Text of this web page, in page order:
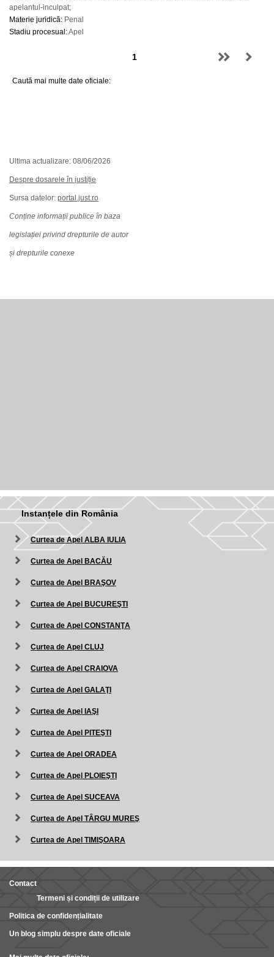
apelantul-inculpat;
Materie juridică: Penal
Stadiu procesual:Apel
Caută mai multe date oficiale:
Ultima actualizare: 08/06/2026
Despre dosarele în justiție
Sursa datelor: portal.just.ro
Conține informații publice în baza
legislației privind drepturile de autor
și drepturile conexe
Instanțele din România
Curtea de Apel ALBA IULIA
Curtea de Apel BACĂU
Curtea de Apel BRAŞOV
Curtea de Apel BUCUREŞTI
Curtea de Apel CONSTANŢA
Curtea de Apel CLUJ
Curtea de Apel CRAIOVA
Curtea de Apel GALAŢI
Curtea de Apel IAŞI
Curtea de Apel PITEŞTI
Curtea de Apel ORADEA
Curtea de Apel PLOIEŞTI
Curtea de Apel SUCEAVA
Curtea de Apel TÂRGU MUREŞ
Curtea de Apel TIMIŞOARA
Contact
Termeni și condiții de utilizare
Politica de confidențialitate
Un blog simplu despre date oficiale